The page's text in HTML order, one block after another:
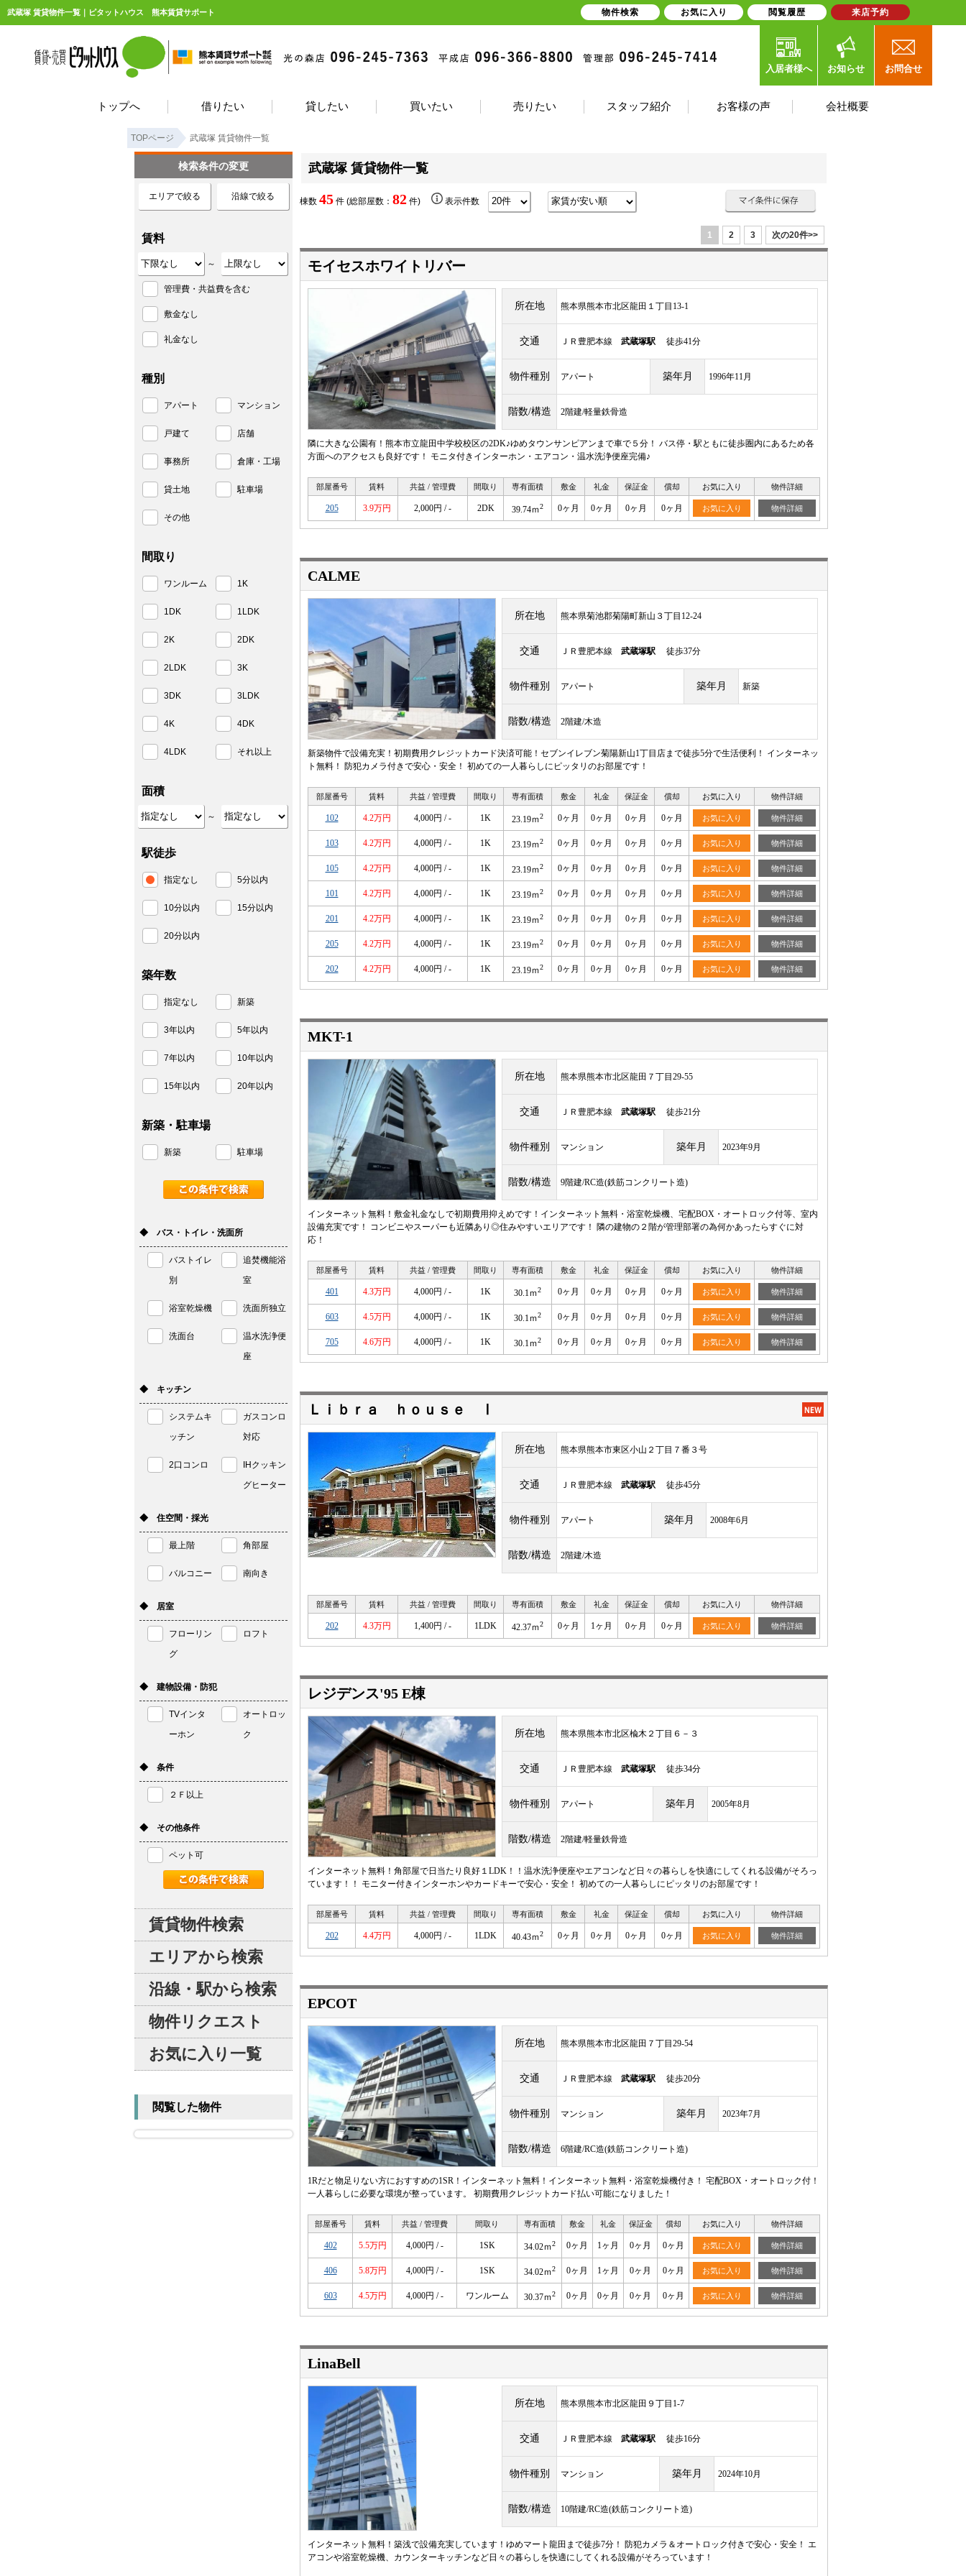
武蔵塚 賃貸物件一覧｜ピタットハウス 熊本賃貸サポート
入居者様へ お知らせ お問合せ
トップへ 借りたい 貸したい 買いたい 売りたい スタッフ紹介 お客様の声 会社概要
TOPページ 武蔵塚 賃貸物件一覧
武蔵塚 賃貸物件一覧
棟数 45 件 (総部屋数： 82 件) 表示件数
1 2 3 次の20件>>
モイセスホワイトリバー
所在地 熊本県熊本市北区龍田１丁目13-1
交通 ＪＲ豊肥本線 武蔵塚駅 徒歩41分
物件種別 アパート 築年月 1996年11月
階数/構造 2階建/軽量鉄骨造
隣に大きな公園有！熊本市立龍田中学校校区の2DK♪ゆめタウンサンピアンまで車で５分！ バス停・駅ともに徒歩圏内にあるため各
方面へのアクセスも良好です！ モニタ付きインターホン・エアコン・温水洗浄便座完備♪
部屋番号 賃料 共益 / 管理費 間取り 専有面積 敷金 礼金 保証金 償却 お気に入り 物件詳細
205 3.9万円 2,000円 / - 2DK 39.74ｍ2 0ヶ月 0ヶ月 0ヶ月 0ヶ月 お気に入り 物件詳細
CALME
所在地 熊本県菊池郡菊陽町新山３丁目12-24
交通 ＪＲ豊肥本線 武蔵塚駅 徒歩37分
物件種別 アパート 築年月 新築
階数/構造 2階建/木造
新築物件で設備充実！初期費用クレジットカード決済可能！セブンイレブン菊陽新山1丁目店まで徒歩5分で生活便利！ インターネッ
ト無料！ 防犯カメラ付きで安心・安全！ 初めての一人暮らしにピッタリのお部屋です！
部屋番号 賃料 共益 / 管理費 間取り 専有面積 敷金 礼金 保証金 償却 お気に入り 物件詳細
102 4.2万円 4,000円 / - 1K 23.19ｍ2 0ヶ月 0ヶ月 0ヶ月 0ヶ月 お気に入り 物件詳細
103 4.2万円 4,000円 / - 1K 23.19ｍ2 0ヶ月 0ヶ月 0ヶ月 0ヶ月 お気に入り 物件詳細
105 4.2万円 4,000円 / - 1K 23.19ｍ2 0ヶ月 0ヶ月 0ヶ月 0ヶ月 お気に入り 物件詳細
101 4.2万円 4,000円 / - 1K 23.19ｍ2 0ヶ月 0ヶ月 0ヶ月 0ヶ月 お気に入り 物件詳細
201 4.2万円 4,000円 / - 1K 23.19ｍ2 0ヶ月 0ヶ月 0ヶ月 0ヶ月 お気に入り 物件詳細
205 4.2万円 4,000円 / - 1K 23.19ｍ2 0ヶ月 0ヶ月 0ヶ月 0ヶ月 お気に入り 物件詳細
202 4.2万円 4,000円 / - 1K 23.19ｍ2 0ヶ月 0ヶ月 0ヶ月 0ヶ月 お気に入り 物件詳細
MKT-1
所在地 熊本県熊本市北区龍田７丁目29-55
交通 ＪＲ豊肥本線 武蔵塚駅 徒歩21分
物件種別 マンション 築年月 2023年9月
階数/構造 9階建/RC造(鉄筋コンクリート造)
インターネット無料！敷金礼金なしで初期費用抑えめです！インターネット無料・浴室乾燥機、宅配BOX・オートロック付等、室内
設備充実です！ コンビニやスーパーも近隣あり◎住みやすいエリアです！ 隣の建物の２階が管理部署の為何かあったらすぐに対
応！
部屋番号 賃料 共益 / 管理費 間取り 専有面積 敷金 礼金 保証金 償却 お気に入り 物件詳細
401 4.3万円 4,000円 / - 1K 30.1ｍ2 0ヶ月 0ヶ月 0ヶ月 0ヶ月 お気に入り 物件詳細
603 4.5万円 4,000円 / - 1K 30.1ｍ2 0ヶ月 0ヶ月 0ヶ月 0ヶ月 お気に入り 物件詳細
705 4.6万円 4,000円 / - 1K 30.1ｍ2 0ヶ月 0ヶ月 0ヶ月 0ヶ月 お気に入り 物件詳細
Ｌｉｂｒａ ｈｏｕｓｅ Ⅰ
所在地 熊本県熊本市東区小山２丁目７番３号
交通 ＪＲ豊肥本線 武蔵塚駅 徒歩45分
物件種別 アパート 築年月 2008年6月
階数/構造 2階建/木造
部屋番号 賃料 共益 / 管理費 間取り 専有面積 敷金 礼金 保証金 償却 お気に入り 物件詳細
202 4.3万円 1,400円 / - 1LDK 42.37ｍ2 0ヶ月 1ヶ月 0ヶ月 0ヶ月 お気に入り 物件詳細
レジデンス'95 E棟
所在地 熊本県熊本市北区楡木２丁目６－３
交通 ＪＲ豊肥本線 武蔵塚駅 徒歩34分
物件種別 アパート 築年月 2005年8月
階数/構造 2階建/軽量鉄骨造
インターネット無料！角部屋で日当たり良好１LDK！！温水洗浄便座やエアコンなど日々の暮らしを快適にしてくれる設備がそろっ
ています！！ モニター付きインターホンやカードキーで安心・安全！ 初めての一人暮らしにピッタリのお部屋です！
部屋番号 賃料 共益 / 管理費 間取り 専有面積 敷金 礼金 保証金 償却 お気に入り 物件詳細
202 4.4万円 4,000円 / - 1LDK 40.43ｍ2 0ヶ月 0ヶ月 0ヶ月 0ヶ月 お気に入り 物件詳細
EPCOT
所在地 熊本県熊本市北区龍田７丁目29-54
交通 ＪＲ豊肥本線 武蔵塚駅 徒歩20分
物件種別 マンション 築年月 2023年7月
階数/構造 6階建/RC造(鉄筋コンクリート造)
1Rだと物足りない方におすすめの1SR！インターネット無料！インターネット無料・浴室乾燥機付き！ 宅配BOX・オートロック付！
一人暮らしに必要な環境が整っています。 初期費用クレジットカード払い可能になりました！
部屋番号 賃料 共益 / 管理費 間取り 専有面積 敷金 礼金 保証金 償却 お気に入り 物件詳細
402 5.5万円 4,000円 / - 1SK 34.02ｍ2 0ヶ月 1ヶ月 0ヶ月 0ヶ月 お気に入り 物件詳細
406 5.8万円 4,000円 / - 1SK 34.02ｍ2 0ヶ月 1ヶ月 0ヶ月 0ヶ月 お気に入り 物件詳細
603 4.5万円 4,000円 / - ワンルーム 30.37ｍ2 0ヶ月 0ヶ月 0ヶ月 0ヶ月 お気に入り 物件詳細
LinaBell
所在地 熊本県熊本市北区龍田９丁目1-7
交通 ＪＲ豊肥本線 武蔵塚駅 徒歩16分
物件種別 マンション 築年月 2024年10月
階数/構造 10階建/RC造(鉄筋コンクリート造)
インターネット無料！築浅で設備充実しています！ゆめマート龍田まで徒歩7分！ 防犯カメラ＆オートロック付きで安心・安全！ エ
アコンや浴室乾燥機、カウンターキッチンなど日々の暮らしを快適にしてくれる設備がそろっています！
検索条件の変更
エリアで絞る 沿線で絞る
賃料
～
管理費・共益費を含む
敷金なし
礼金なし
種別
アパート マンション
戸建て 店舗
事務所 倉庫・工場
貸土地 駐車場
その他
間取り
ワンルーム 1K
1DK 1LDK
2K 2DK
2LDK 3K
3DK 3LDK
4K 4DK
4LDK それ以上
面積
～
駅徒歩
指定なし 5分以内
10分以内 15分以内
20分以内
築年数
指定なし 新築
3年以内 5年以内
7年以内 10年以内
15年以内 20年以内
新築・駐車場
新築 駐車場
◆ バス・トイレ・洗面所
バストイレ
別
追焚機能浴
室
浴室乾燥機 洗面所独立
洗面台
温水洗浄便
座
◆ キッチン
システムキ
ッチン
ガスコンロ
対応
2口コンロ
IHクッキン
グヒーター
◆ 住空間・採光
最上階 角部屋
バルコニー 南向き
◆ 居室
フローリン
グ
ロフト
◆ 建物設備・防犯
TVインタ
ーホン
オートロッ
ク
◆ 条件
２Ｆ以上
◆ その他条件
ペット可
賃貸物件検索
エリアから検索
沿線・駅から検索
物件リクエスト
お気に入り一覧
閲覧した物件
物件検索 お気に入り 閲覧履歴 来店予約